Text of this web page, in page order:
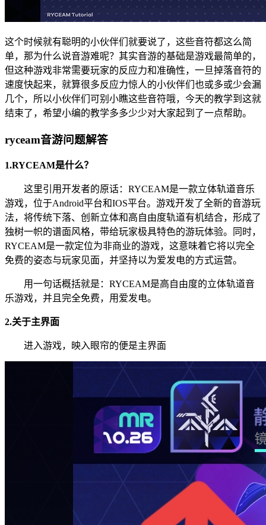
这个时候就有聪明的小伙伴们就要说了，这些音符都这么简
单，那为什么说音游难呢？其实音游的基础是游戏最简单的，
但这种游戏非常需要玩家的反应力和准确性，一旦掉落音符的
速度快起来，就算很多反应力惊人的小伙伴们也或多或少会漏
几个，所以小伙伴们可别小瞧这些音符哦，今天的教学到这就
结束了，希望小编的教学多多少少对大家起到了一点帮助。
ryceam音游问题解答
1.RYCEAM是什么？
这里引用开发者的原话：RYCEAM是一款立体轨道音乐
游戏，位于Android平台和IOS平台。游戏开发了全新的音游玩
法，将传统下落、创新立体和高自由度轨道有机结合，形成了
独树一帜的谱面风格，带给玩家极具特色的游玩体验。同时，
RYCEAM是一款定位为非商业的游戏，这意味着它将以完全
免费的姿态与玩家见面，并坚持以为爱发电的方式运营。
用一句话概括就是：RYCEAM是高自由度的立体轨道音
乐游戏，并且完全免费，用爱发电。
2.关于主界面
进入游戏，映入眼帘的便是主界面